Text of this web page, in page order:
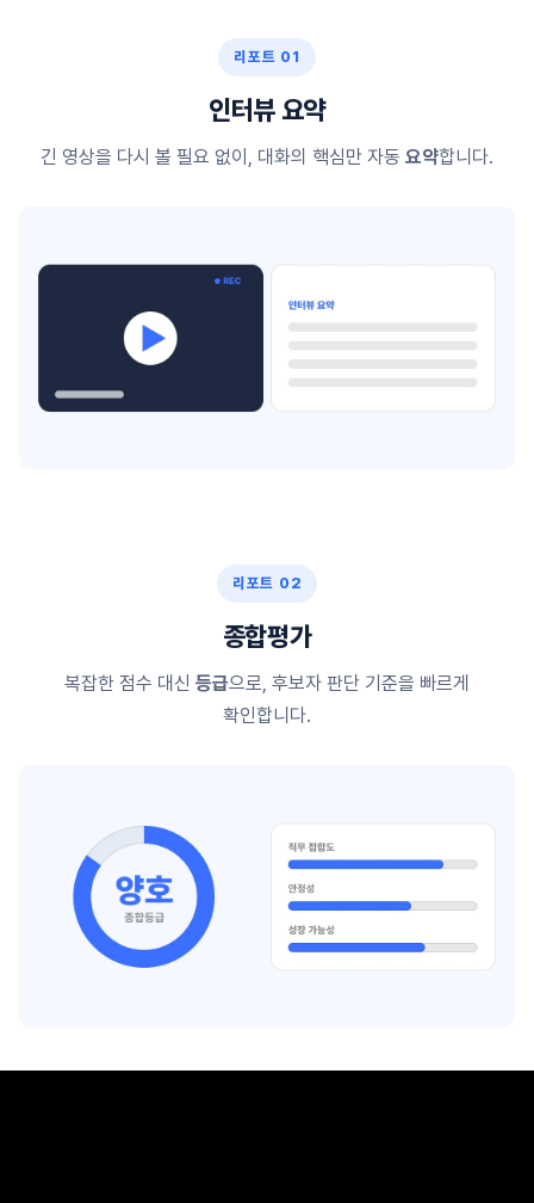
리포트 01
인터뷰 요약
긴 영상을 다시 볼 필요 없이, 대화의 핵심만 자동 요약합니다.
리포트 02
종합평가
복잡한 점수 대신 등급으로, 후보자 판단 기준을 빠르게
확인합니다.